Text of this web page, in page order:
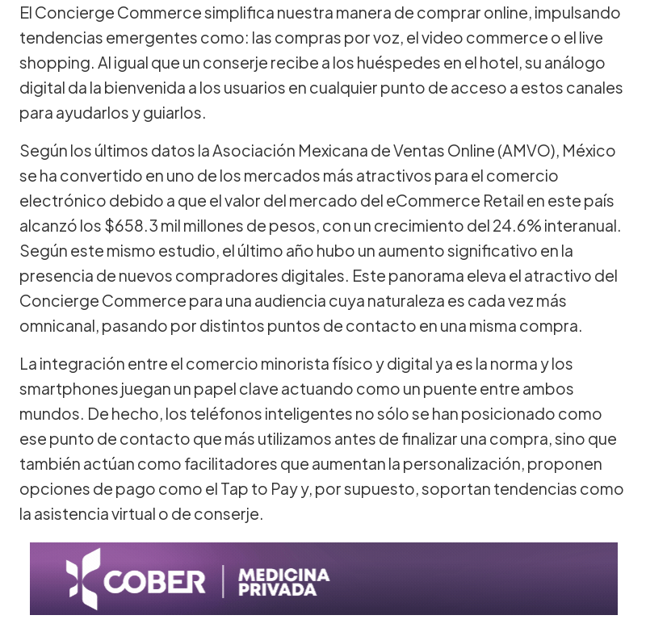
El Concierge Commerce simplifica nuestra manera de comprar online, impulsando
tendencias emergentes como: las compras por voz, el video commerce o el live
shopping. Al igual que un conserje recibe a los huéspedes en el hotel, su análogo
digital da la bienvenida a los usuarios en cualquier punto de acceso a estos canales
para ayudarlos y guiarlos.
Según los últimos datos la Asociación Mexicana de Ventas Online (AMVO), México
se ha convertido en uno de los mercados más atractivos para el comercio
electrónico debido a que el valor del mercado del eCommerce Retail en este país
alcanzó los $658.3 mil millones de pesos, con un crecimiento del 24.6% interanual.
Según este mismo estudio, el último año hubo un aumento significativo en la
presencia de nuevos compradores digitales. Este panorama eleva el atractivo del
Concierge Commerce para una audiencia cuya naturaleza es cada vez más
omnicanal, pasando por distintos puntos de contacto en una misma compra.
La integración entre el comercio minorista físico y digital ya es la norma y los
smartphones juegan un papel clave actuando como un puente entre ambos
mundos. De hecho, los teléfonos inteligentes no sólo se han posicionado como
ese punto de contacto que más utilizamos antes de finalizar una compra, sino que
también actúan como facilitadores que aumentan la personalización, proponen
opciones de pago como el Tap to Pay y, por supuesto, soportan tendencias como
la asistencia virtual o de conserje.